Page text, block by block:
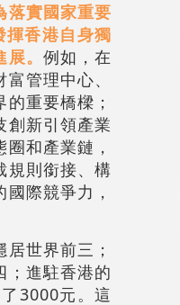
落實國家重要
香港自身獨
。 例如，在
管理中心、
重要橋樑；
創新引領產業
和產業鏈，
規則銜接、構
際競爭力，
世界前三；
；進駐香港的
3000元。這